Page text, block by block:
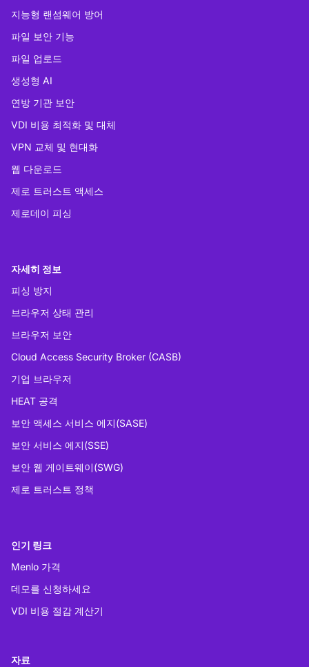
지능형 랜섬웨어 방어
파일 보안 기능
파일 업로드
생성형 AI
연방 기관 보안
VDI 비용 최적화 및 대체
VPN 교체 및 현대화
웹 다운로드
제로 트러스트 액세스
제로데이 피싱
자세히 정보
피싱 방지
브라우저 상태 관리
브라우저 보안
Cloud Access Security Broker (CASB)
기업 브라우저
HEAT 공격
보안 액세스 서비스 에지(SASE)
보안 서비스 에지(SSE)
보안 웹 게이트웨이(SWG)
제로 트러스트 정책
인기 링크
Menlo 가격
데모를 신청하세요
VDI 비용 절감 계산기
자료